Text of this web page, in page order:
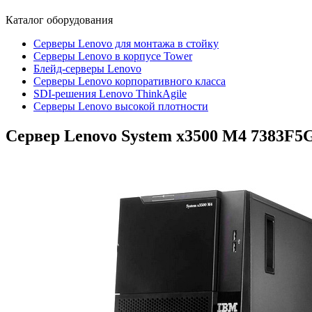
Каталог оборудования
Серверы Lenovo для монтажа в стойку
Серверы Lenovo в корпусе Tower
Блейд-серверы Lenovo
Cерверы Lenovo корпоративного класса
SDI-решения Lenovo ThinkAgile
Серверы Lenovo высокой плотности
Сервер Lenovo System x3500 M4